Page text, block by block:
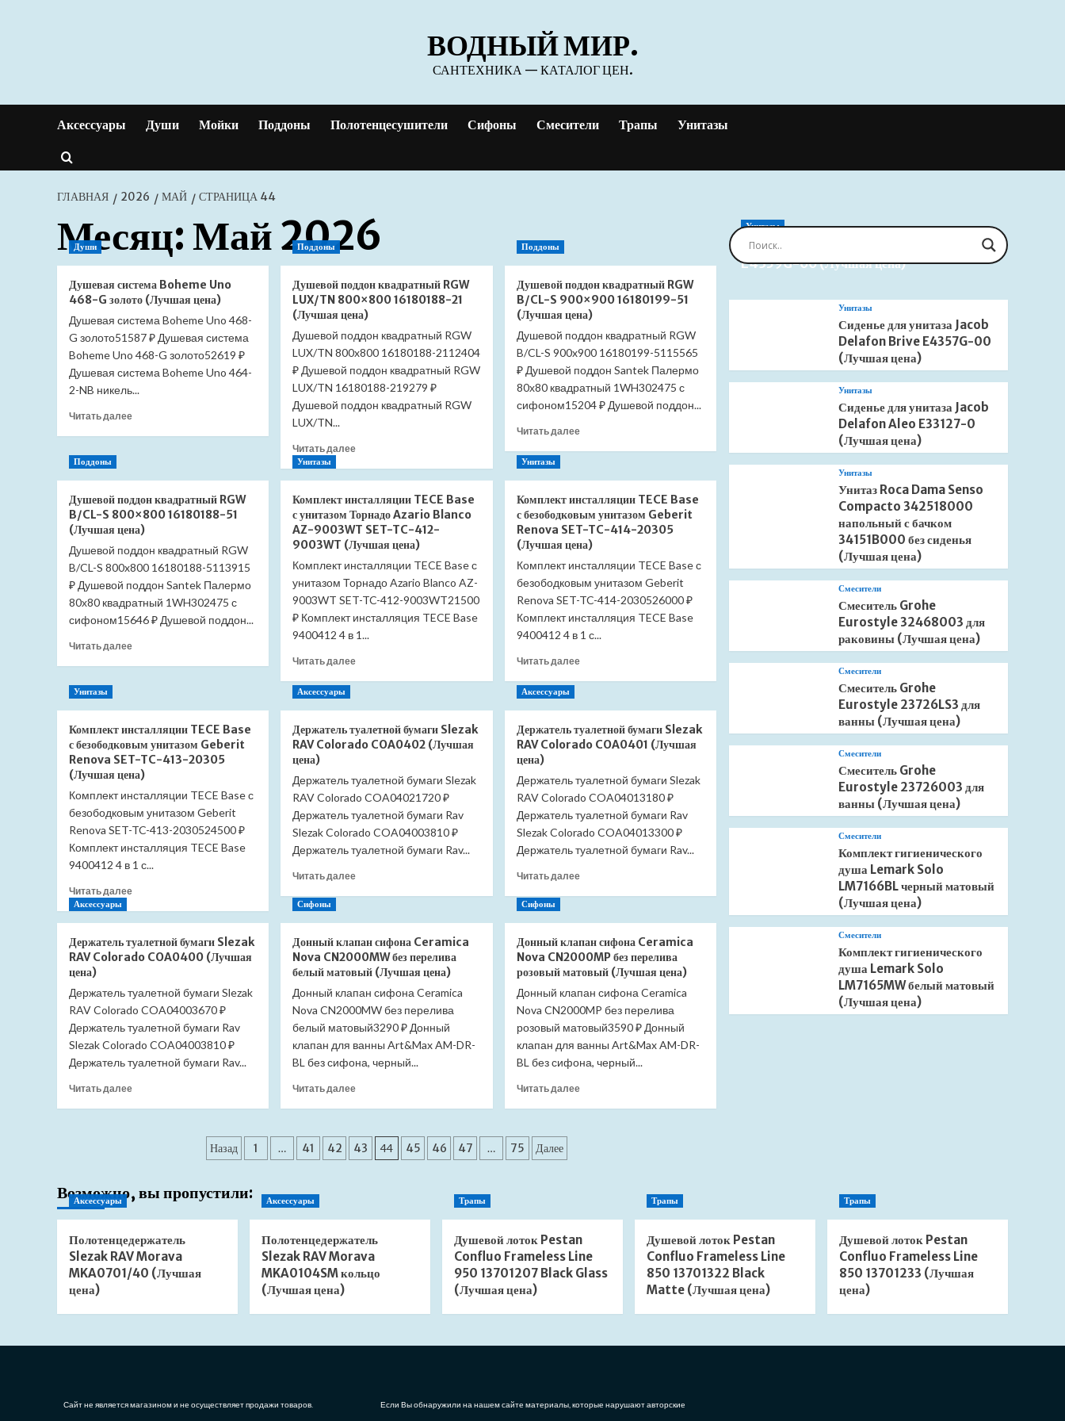
ВОДНЫЙ МИР.
САНТЕХНИКА — КАТАЛОГ ЦЕН.
Аксессуары Души Мойки Поддоны Полотенцесушители Сифоны Смесители Трапы Унитазы
ГЛАВНАЯ 2026 МАЙ СТРАНИЦА 44
Месяц:Май 2026
Души
Душевая система Boheme Uno
468-G золото (Лучшая цена)
Душевая система Boheme Uno 468-
G золото51587 ₽ Душевая система
Boheme Uno 468-G золото52619 ₽
Душевая система Boheme Uno 464-
2-NB никель...
Читать далееПрочитать
Uno
468-
G
золото
(Лучшая
Поддоны
Душевой поддон квадратный RGW
LUX/TN 800×800 16180188-21
(Лучшая цена)
Душевой поддон квадратный RGW
LUX/TN 800x800 16180188-2112404
₽ Душевой поддон квадратный RGW
LUX/TN 16180188-219279 ₽
Душевой поддон квадратный RGW
LUX/TN...
Читать далееПрочитать
поддон
квадратный
RGW
LUX/TN
800×800
16180188-
21
Поддоны
Душевой поддон квадратный RGW
B/CL-S 900×900 16180199-51
(Лучшая цена)
Душевой поддон квадратный RGW
B/CL-S 900x900 16180199-5115565
₽ Душевой поддон Santek Палермо
80х80 квадратный 1WH302475 с
сифоном15204 ₽ Душевой поддон...
Читать далееПрочитать
квадратный
RGW
B/CL-
S
900×900
16180199-
51
цена)
Поддоны
Душевой поддон квадратный RGW
B/CL-S 800×800 16180188-51
(Лучшая цена)
Душевой поддон квадратный RGW
B/CL-S 800x800 16180188-5113915
₽ Душевой поддон Santek Палермо
80х80 квадратный 1WH302475 с
сифоном15646 ₽ Душевой поддон...
Читать далееПрочитать
RGW
B/CL-
S
800×800
16180188-
51
(Лучшая
Унитазы
Комплект инсталляции TECE Base
с унитазом Торнадо Azario Blanco
AZ-9003WT SET-TC-412-
9003WT (Лучшая цена)
Комплект инсталляции TECE Base с
унитазом Торнадо Azario Blanco AZ-
9003WT SET-TC-412-9003WT21500
₽ Комплект инсталляция TECE Base
9400412 4 в 1...
Читать далееПрочитать
TECE
Base
унитазом
Торнадо
Blanco
AZ-
9003WT
412-
цена)
Унитазы
Комплект инсталляции TECE Base
с безободковым унитазом Geberit
Renova SET-TC-414-20305
(Лучшая цена)
Комплект инсталляции TECE Base с
безободковым унитазом Geberit
Renova SET-TC-414-2030526000 ₽
Комплект инсталляция TECE Base
9400412 4 в 1 с...
Читать далееПрочитать
TECE
Base
безободковым
унитазом
Renova
SET-
TC-
(Лучшая
Унитазы
Комплект инсталляции TECE Base
с безободковым унитазом Geberit
Renova SET-TC-413-20305
(Лучшая цена)
Комплект инсталляции TECE Base с
безободковым унитазом Geberit
Renova SET-TC-413-2030524500 ₽
Комплект инсталляция TECE Base
9400412 4 в 1 с...
Читать далееПрочитать
инсталляции
TECE
с
безободковым
унитазом
Geberit
SET-
Аксессуары
Держатель туалетной бумаги Slezak
RAV Colorado COA0402 (Лучшая
цена)
Держатель туалетной бумаги Slezak
RAV Colorado COA04021720 ₽
Держатель туалетной бумаги Rav
Slezak Colorado COA04003810 ₽
Держатель туалетной бумаги Rav...
Читать далееПрочитать
бумаги
Slezak
RAV
Colorado
COA0402
(Лучшая
Аксессуары
Держатель туалетной бумаги Slezak
RAV Colorado COA0401 (Лучшая
цена)
Держатель туалетной бумаги Slezak
RAV Colorado COA04013180 ₽
Держатель туалетной бумаги Rav
Slezak Colorado COA04013300 ₽
Держатель туалетной бумаги Rav...
Читать далееПрочитать
бумаги
Slezak
RAV
Colorado
COA0401
(Лучшая
Аксессуары
Держатель туалетной бумаги Slezak
RAV Colorado COA0400 (Лучшая
цена)
Держатель туалетной бумаги Slezak
RAV Colorado COA04003670 ₽
Держатель туалетной бумаги Rav
Slezak Colorado COA04003810 ₽
Держатель туалетной бумаги Rav...
Читать далееПрочитать
RAV
COA0400
(Лучшая
цена)
Сифоны
Донный клапан сифона Ceramica
Nova CN2000MW без перелива
белый матовый (Лучшая цена)
Донный клапан сифона Ceramica
Nova CN2000MW без перелива
белый матовый3290 ₽ Донный
клапан для ванны Art&Max AM-DR-
BL без сифона, черный...
Читать далееПрочитать
клапан
сифона
без
перелива
белый
(Лучшая
Сифоны
Донный клапан сифона Ceramica
Nova CN2000MP без перелива
розовый матовый (Лучшая цена)
Донный клапан сифона Ceramica
Nova CN2000MP без перелива
розовый матовый3590 ₽ Донный
клапан для ванны Art&Max AM-DR-
BL без сифона, черный...
Читать далееПрочитать
без
перелива
розовый
матовый
Пагинация
Назад 1 … 41 42 43 44 45 46 47 … 75 Далее
Унитазы
Сиденье для унитаза Jacob Delafon Brive
E4359G-00 (Лучшая цена)
Унитазы
Сиденье для унитаза Jacob
Delafon Brive E4357G-00
(Лучшая цена)
Унитазы
Сиденье для унитаза Jacob
Delafon Aleo E33127-0
(Лучшая цена)
Унитазы
Унитаз Roca Dama Senso
Compacto 342518000
напольный с бачком
34151B000 без сиденья
(Лучшая цена)
Смесители
Смеситель Grohe
Eurostyle 32468003 для
раковины (Лучшая цена)
Смесители
Смеситель Grohe
Eurostyle 23726LS3 для
ванны (Лучшая цена)
Смесители
Смеситель Grohe
Eurostyle 23726003 для
ванны (Лучшая цена)
Смесители
Комплект гигиенического
душа Lemark Solo
LM7166BL черный матовый
(Лучшая цена)
Смесители
Комплект гигиенического
душа Lemark Solo
LM7165MW белый матовый
(Лучшая цена)
Возможно, вы пропустили:
Аксессуары
Полотенцедержатель
Slezak RAV Morava
MKA0701/40 (Лучшая
цена)
Аксессуары
Полотенцедержатель
Slezak RAV Morava
MKA0104SM кольцо
(Лучшая цена)
Трапы
Душевой лоток Pestan
Confluo Frameless Line
950 13701207 Black Glass
(Лучшая цена)
Трапы
Душевой лоток Pestan
Confluo Frameless Line
850 13701322 Black
Matte (Лучшая цена)
Трапы
Душевой лоток Pestan
Confluo Frameless Line
850 13701233 (Лучшая
цена)
Сайт не является магазином и не осуществляет продажи товаров.
Если Вы обнаружили на нашем сайте материалы, которые нарушают авторские